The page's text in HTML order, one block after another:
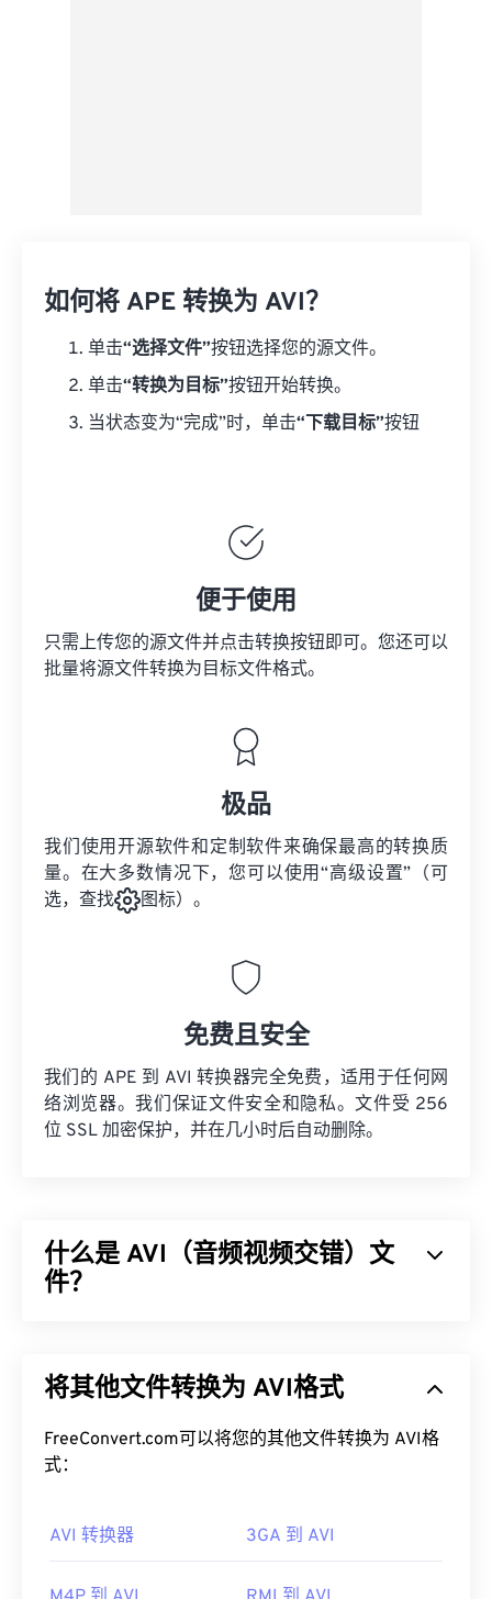
如何将 APE 转换为 AVI？
单击“选择文件”按钮选择您的源文件。
单击“转换为目标”按钮开始转换。
当状态变为“完成”时，单击“下载目标”按钮
便于使用
只需上传您的源文件并点击转换按钮即可。您还可以
批量将源文件转换为目标文件格式。
极品
我们使用开源软件和定制软件来确保最高的转换质
量。在大多数情况下，您可以使用“高级设置”（可
选，查找
图标）。
免费且安全
我们的 APE 到 AVI 转换器完全免费，适用于任何网
络浏览器。我们保证文件安全和隐私。文件受 256
位 SSL 加密保护，并在几小时后自动删除。
什么是 AVI（音频视频交错）文
件？
助第三方程序，AVI 可以支持章节、字幕、副标题、
如何打开 AVI 文件？
AVI 文件的另一种方法是使用与操作系统兼容的
将其他文件转换为 AVI格式
FreeConvert.com可以将您的其他文件转换为 AVI格
式：
AVI 转换器 3GA 到 AVI